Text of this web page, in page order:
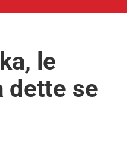
le
dette se